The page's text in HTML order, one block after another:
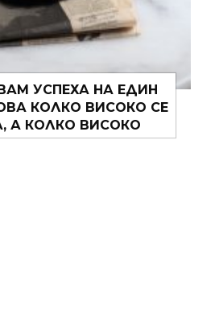
УСПЕХА НА ЕДИН
КОЛКО ВИСОКО СЕ
А КОЛКО ВИСОКО
УДАРИ ДЪНОТО.”